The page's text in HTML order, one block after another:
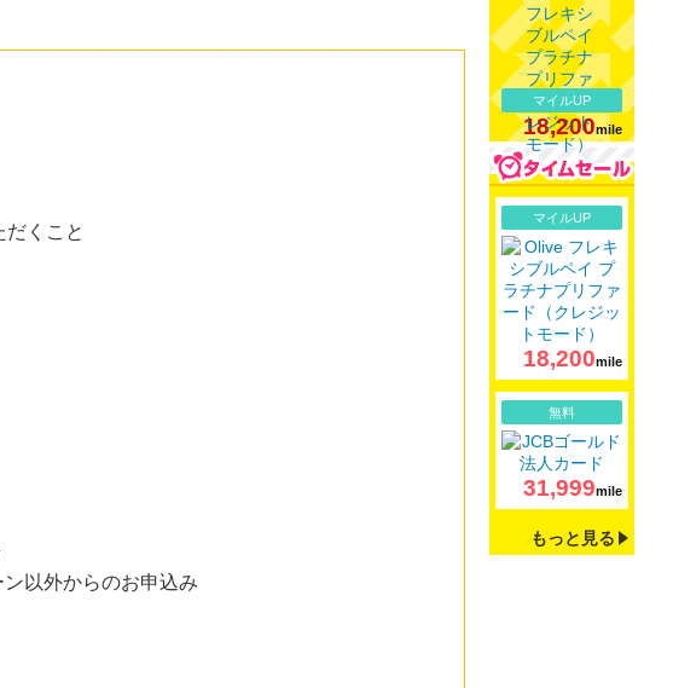
くこと
以外からのお申込み
マイルUP
18,200mile
マイルUP
18,200mile
無料
31,999mile
もっと見る